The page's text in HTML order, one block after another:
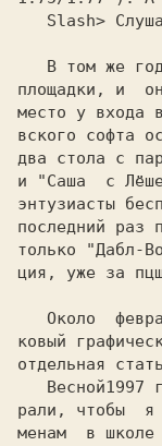
площадки, и
место у входа
вского софта
два стола с
и "Саша  с
энтузиасты
последний раз
только "Дабл-
ция, уже за
Около
ковый
отдельная
   Весной
рали, чтобы  я
менам  в школе